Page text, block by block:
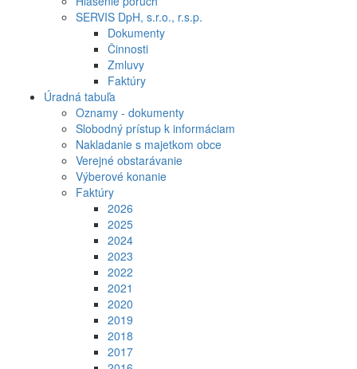
SERVIS DpH, s.r.o., r.s.p.
Dokumenty
Činnosti
Zmluvy
Faktúry
Úradná tabuľa
Oznamy - dokumenty
Slobodný prístup k informáciam
Nakladanie s majetkom obce
Verejné obstarávanie
Výberové konanie
Faktúry
2026
2025
2024
2023
2022
2021
2020
2019
2018
2017